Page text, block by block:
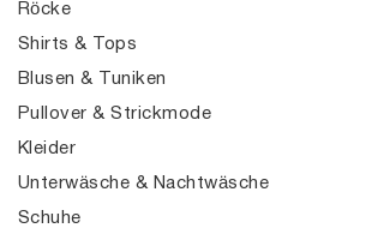
Röcke
Shirts & Tops
Blusen & Tuniken
Pullover & Strickmode
Kleider
Unterwäsche & Nachtwäsche
Schuhe